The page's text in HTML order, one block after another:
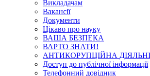
Викладачам
Вакансії
Документи
Цікаво про науку
ВАША БЕЗПЕКА
ВАРТО ЗНАТИ!
АНТИКОРУПЦІЙНА
Доступ до публічної інформації
Телефонний довідник